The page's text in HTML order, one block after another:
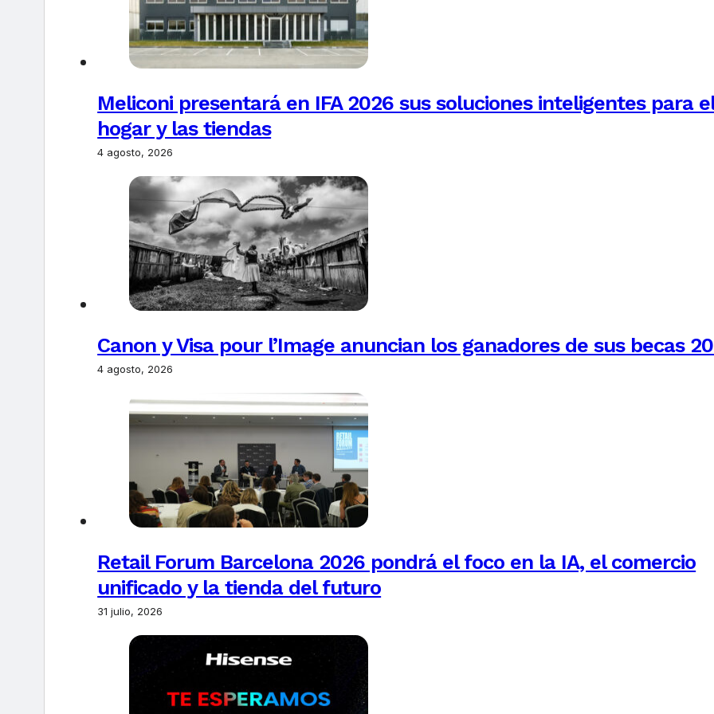
Meliconi presentará en IFA 2026 sus soluciones inteligentes para
hogar y las tiendas
4 agosto, 2026
Canon y Visa pour l’Image anuncian los ganadores de sus becas
4 agosto, 2026
Retail Forum Barcelona 2026 pondrá el foco en la IA, el comercio
unificado y la tienda del futuro
31 julio, 2026